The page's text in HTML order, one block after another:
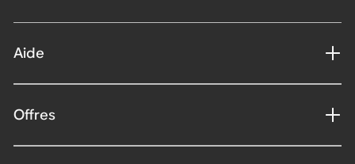
Aide
Offres